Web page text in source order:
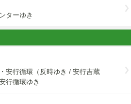
ターゆき
安行循環（反時ゆき / 安行吉蔵
行循環ゆき